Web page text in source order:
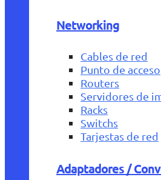
Networking
Cables de red
Punto de acceso
Routers
Servidores de
Racks
Switchs
Tarjestas de red
Adaptadores /